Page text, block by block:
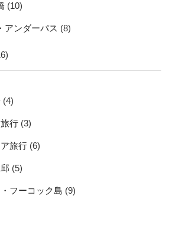
(10)
アンダーパス (8)
(4)
行 (3)
旅行 (6)
(5)
フーコック島 (9)